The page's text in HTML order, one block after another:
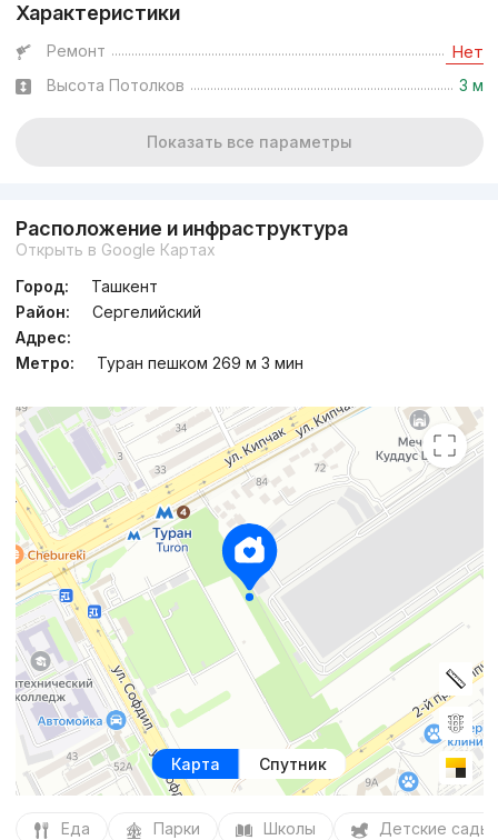
Характеристики
Ремонт Нет
Высота Потолков 3 м
Показать все параметры
Расположение и инфраструктура
Открыть в Google Картах
Город:
Ташкент
Район:
Сергелийский
Адрес:
Метро:
Туран пешком 269 м 3 мин
Карта Спутник
Еда Парки Школы Детские сады